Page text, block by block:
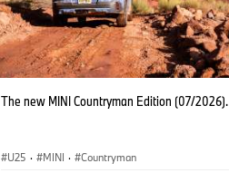
The new MINI Countryman Edition (07/2026).
U25 · MINI · Countryman